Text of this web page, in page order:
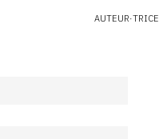
AUTEUR·TRICE